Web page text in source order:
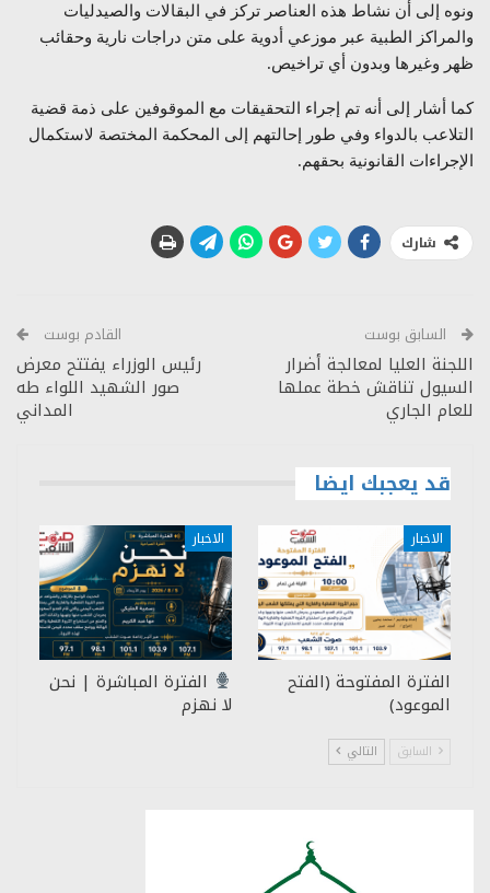
ونوه إلى أن نشاط هذه العناصر تركز في البقالات والصيدليات
والمراكز الطبية عبر موزعي أدوية على متن دراجات نارية وحقائب
ظهر وغيرها وبدون أي تراخيص.
كما أشار إلى أنه تم إجراء التحقيقات مع الموقوفين على ذمة قضية
التلاعب بالدواء وفي طور إحالتهم إلى المحكمة المختصة لاستكمال
الإجراءات القانونية بحقهم.
شارك
السابق بوست
اللجنة العليا لمعالجة أضرار
السيول تناقش خطة عملها
للعام الجاري
القادم بوست
رئيس الوزراء يفتتح معرض
صور الشهيد اللواء طه
المداني
قد يعجبك ايضا
الاخبار
الفترة المفتوحة (الفتح
الموعود)
الاخبار
الفترة المباشرة | نحن
لا نهزم
السابق التالي